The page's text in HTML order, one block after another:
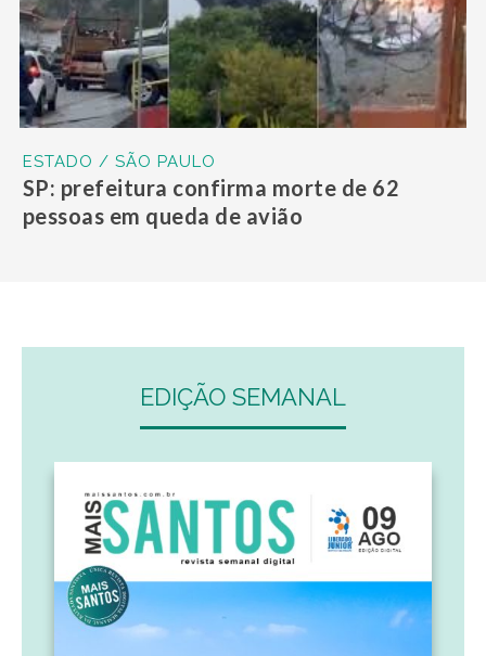
ESTADO / SÃO PAULO
SP: prefeitura confirma morte de 62
pessoas em queda de avião
EDIÇÃO SEMANAL